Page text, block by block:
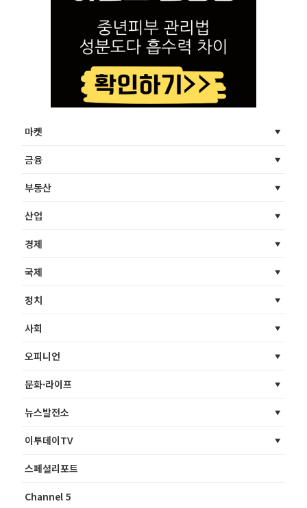
마켓
금융
부동산
산업
경제
국제
정치
사회
오피니언
문화·라이프
뉴스발전소
이투데이TV
스페셜리포트
Channel 5